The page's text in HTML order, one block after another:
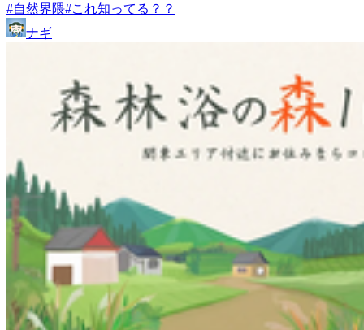
#自然界隈#これ知ってる？？
ナギ